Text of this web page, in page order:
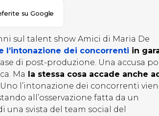
su Google
sul talent show Amici di Maria De
l’intonazione dei concorrenti in
di post-produzione. Una accusa
Ma la stessa cosa accade anche
l’intonazione dei concorrenti
all’osservazione fatta da un
una svista del team social del